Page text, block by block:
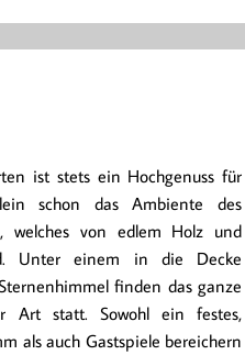
ist stets ein Hochgenuss für
schon das Ambiente des
welches von edlem Holz und
Unter einem in die Decke
finden das ganze
Art statt. Sowohl ein festes,
als auch Gastspiele bereichern